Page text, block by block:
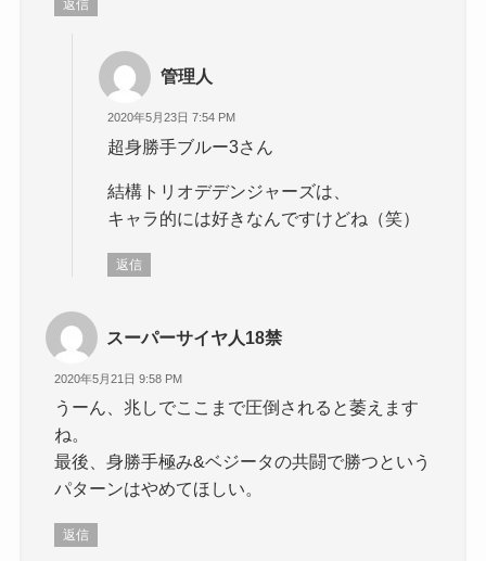
返信
管理人
2020年5月23日 7:54 PM
超身勝手ブルー3さん
結構トリオデデンジャーズは、
キャラ的には好きなんですけどね（笑）
返信
スーパーサイヤ人18禁
2020年5月21日 9:58 PM
うーん、兆しでここまで圧倒されると萎えます
ね。
最後、身勝手極み&ベジータの共闘で勝つという
パターンはやめてほしい。
返信